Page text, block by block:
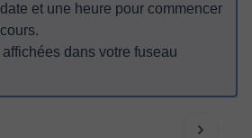
et une heure pour commencer
affichées dans votre fuseau